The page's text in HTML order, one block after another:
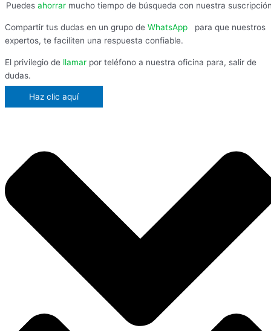
Puedes ahorrar mucho tiempo de búsqueda con nuestra
Compartir tus dudas en un grupo de WhatsApp
para que nuestros
expertos, te faciliten una respuesta confiable.
El privilegio de llamar por teléfono a nuestra oficina para, salir de
dudas.
Haz clic aquí